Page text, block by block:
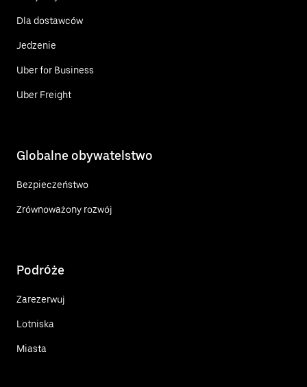
Dla dostawców
Jedzenie
Uber for Business
Uber Freight
Globalne obywatelstwo
Bezpieczeństwo
Zrównoważony rozwój
Podróże
Zarezerwuj
Lotniska
Miasta